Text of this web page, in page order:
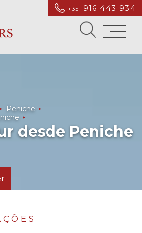
+351 916 443 934
Peniche
desde Peniche